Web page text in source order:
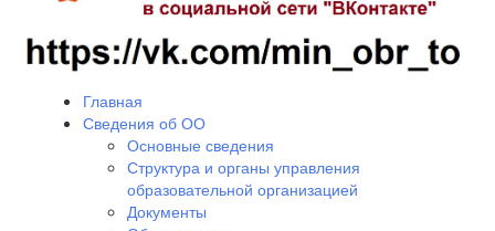
Главная
Сведения об ОО
Основные сведения
Структура и органы управления
образовательной организацией
Документы